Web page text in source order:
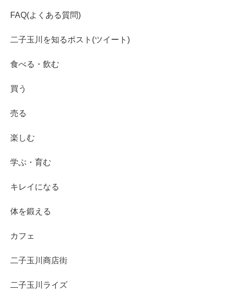
FAQ(よくある質問)
二子玉川を知るポスト(ツイート)
食べる・飲む
買う
売る
楽しむ
学ぶ・育む
キレイになる
体を鍛える
カフェ
二子玉川商店街
二子玉川ライズ